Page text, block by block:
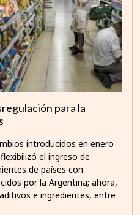
para la
introducidos en enero
el ingreso de
de países con
por la Argentina; ahora,
e ingredientes, entre